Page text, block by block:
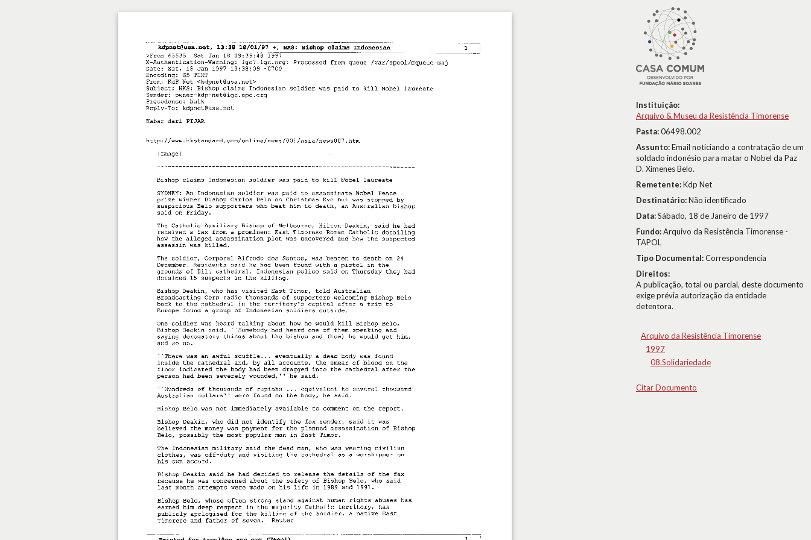
Instituição:
Arquivo & Museu da Resistência Timorense
Pasta:06498.002
Assunto:Email noticiando a contratação de um
soldado indonésio para matar o Nobel da Paz
D. Ximenes Belo.
Remetente:Kdp Net
Destinatário:Não identificado
Data:Sábado, 18 de Janeiro de 1997
Fundo:Arquivo da Resistência Timorense -
TAPOL
Tipo Documental:Correspondencia
Direitos:
A publicação, total ou parcial, deste documento
exige prévia autorização da entidade
detentora.
Arquivo da Resistência Timorense
1997
08.Solidariedade
Citar Documento